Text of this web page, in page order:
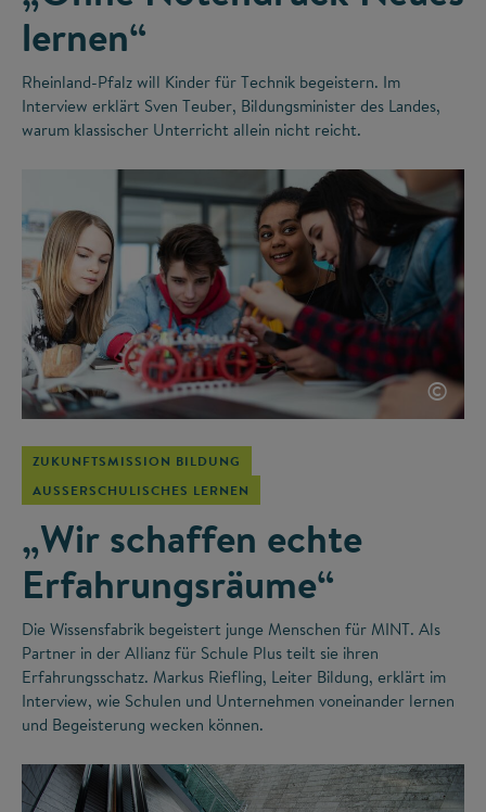
lernen“
Rheinland-Pfalz will Kinder für Technik begeistern. Im
Interview erklärt Sven Teuber, Bildungsminister des Landes,
warum klassischer Unterricht allein nicht reicht.
©
ZUKUNFTSMISSION BILDUNG
AUSSERSCHULISCHES LERNEN
„Wir schaffen echte
Erfahrungsräume“
Die Wissensfabrik begeistert junge Menschen für MINT. Als
Partner in der Allianz für Schule Plus teilt sie ihren
Erfahrungsschatz. Markus Riefling, Leiter Bildung, erklärt im
Interview, wie Schulen und Unternehmen voneinander lernen
und Begeisterung wecken können.